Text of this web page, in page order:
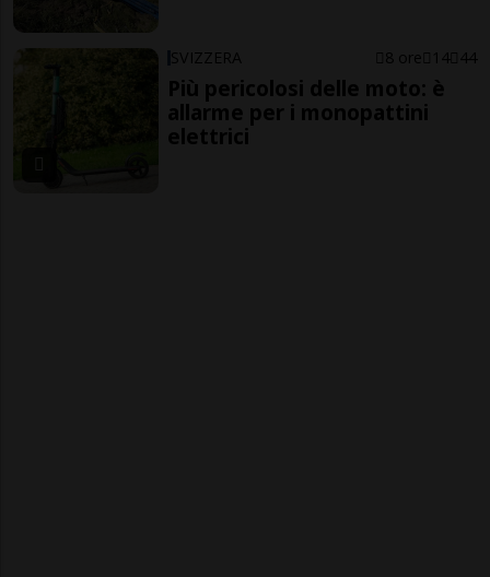
SVIZZERA 8 ore 14 44
Più pericolosi delle moto: è
allarme per i monopattini
elettrici